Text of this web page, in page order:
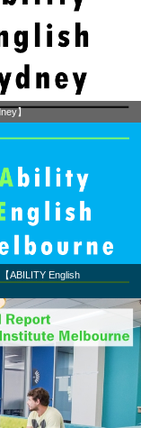
】
ABILITY English